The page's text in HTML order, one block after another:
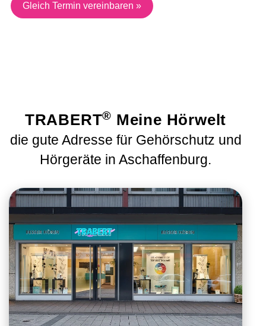
Gleich Termin vereinbaren »
TRABERT® Meine Hörwelt
die gute Adresse für Gehörschutz und
Hörgeräte in Aschaffenburg.